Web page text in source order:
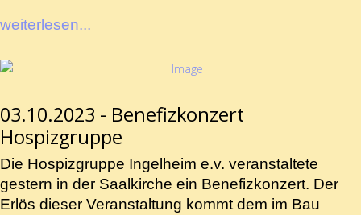
weiterlesen...
03.10.2023 - Benefizkonzert
Hospizgruppe
Die Hospizgruppe Ingelheim e.v. veranstaltete
gestern in der Saalkirche ein Benefizkonzert. Der
Erlös dieser Veranstaltung kommt dem im Bau